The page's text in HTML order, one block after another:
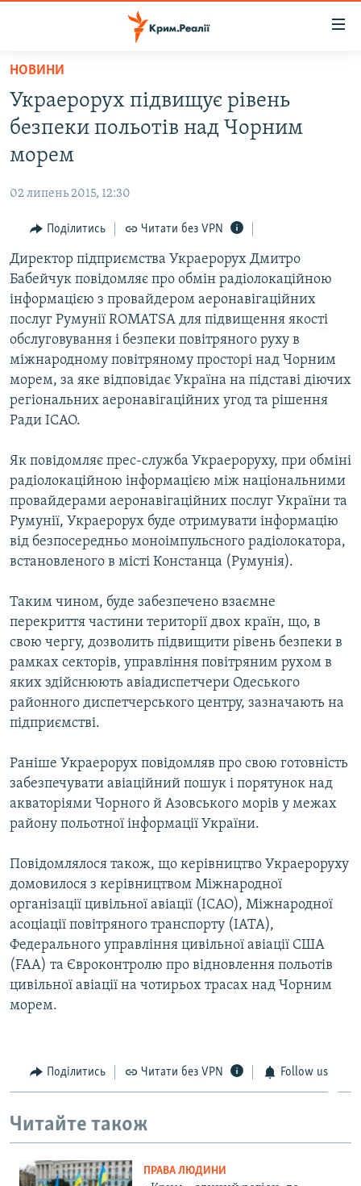
Перейти
основного
матеріалу
до
основної
Перейти
пошуку
ВОДА.КРИМ
БЛОГИ
ПОГЛЯД
ІНТЕРВ'Ю
ВСЕ ЗА ДЕНЬ
СПЕЦПРОЕКТИ
ДЕПОРТАЦІЯ
ВІДЕОУРОКИ «ELIFBE»
СВІДЧЕННЯ ОКУПАЦІЇ
ІНФОГРАФІКА
ЯК ОБІЙТИ БЛОКУВАННЯ
Русский
Qırımtatar
ДОЛУЧАЙСЯ!
Усі сайти RFE/RL
НОВИНИ
Украерорух підвищує рівень
безпеки польотів над Чорним
морем
02 липень 2015, 12:30
Поділитись Читати без VPN
Директор підприємства Украерорух Дмитро
Бабейчук повідомляє про обмін радіолокаційною
інформацією з провайдером аеронавігаційних
послуг Румунії ROMATSA для підвищення якості
обслуговування і безпеки повітряного руху в
міжнародному повітряному просторі над Чорним
морем, за яке відповідає Україна на підставі діючих
регіональних аеронавігаційних угод та рішення
Ради ICAO.
Як повідомляє прес-служба Украероруху, при обміні
радіолокаційною інформацією між національними
провайдерами аеронавігаційних послуг України та
Румунії, Украерорух буде отримувати інформацію
від безпосередньо моноімпульсного радіолокатора,
встановленого в місті Констанца (Румунія).
Таким чином, буде забезпечено взаємне
перекриття частини території двох країн, що, в
свою чергу, дозволить підвищити рівень безпеки в
рамках секторів, управління повітряним рухом в
яких здійснюють авіадиспетчери Одеського
районного диспетчерського центру, зазначають на
підприємстві.
Раніше Украерорух повідомляв про свою готовність
забезпечувати авіаційний пошук і порятунок над
акваторіями Чорного й Азовського морів у межах
району польотної інформації України.
Повідомлялося також, що керівництво Украероруху
домовилося з керівництвом Міжнародної
організації цивільної авіації (ІСАО), Міжнародної
асоціації повітряного транспорту (ІАТА),
Федерального управління цивільної авіації США
(FAA) та Євроконтролю про відновлення польотів
цивільної авіації на чотирьох трасах над Чорним
морем.
Поділитись Читати без VPN Follow us
Читайте також
ПРАВА ЛЮДИНИ